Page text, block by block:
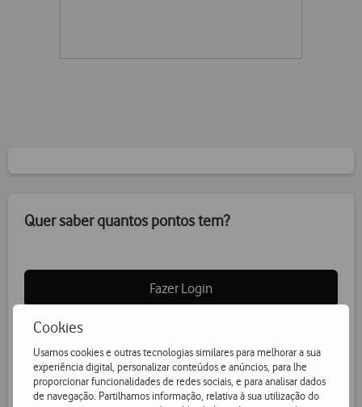
Cookies
Usamos cookies e outras tecnologias similares para melhorar a sua
experiência digital, personalizar conteúdos e anúncios, para lhe
proporcionar funcionalidades de redes sociais, e para analisar dados
de navegação. Partilhamos informação, relativa à sua utilização do
Quer saber quantos pontos tem?
Fazer Login
Receba informação de pontos por SMS